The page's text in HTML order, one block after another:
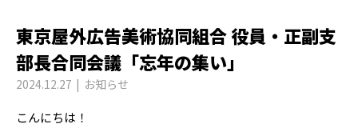
東京屋外広告美術協同組合 役員・正副支
部長合同会議「忘年の集い」
2024.12.27 お知らせ
こんにちは！